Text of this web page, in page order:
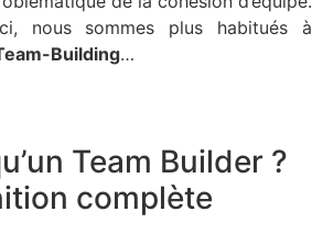
nous sommes plus habitués à
Building…
Team Builder ?
complète